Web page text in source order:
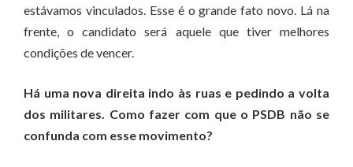
estávamos vinculados. Esse é o grande fato novo. Lá na
frente, o candidato será aquele que tiver melhores
condições de vencer.
Há uma nova direita indo às ruas e pedindo a volta
dos militares. Como fazer com que o PSDB não se
confunda com esse movimento?